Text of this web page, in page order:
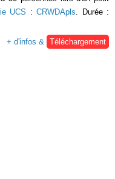
UCS : CRWDApls. Durée :
+ d'infos & Téléchargement